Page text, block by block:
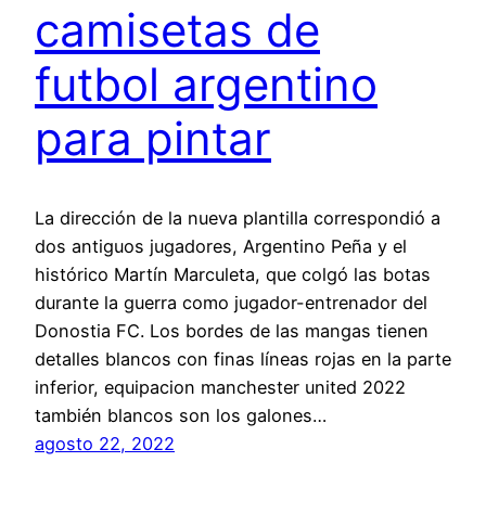
camisetas de
futbol argentino
para pintar
La dirección de la nueva plantilla correspondió a
dos antiguos jugadores, Argentino Peña y el
histórico Martín Marculeta, que colgó las botas
durante la guerra como jugador-entrenador del
Donostia FC. Los bordes de las mangas tienen
detalles blancos con finas líneas rojas en la parte
inferior, equipacion manchester united 2022
también blancos son los galones…
agosto 22, 2022